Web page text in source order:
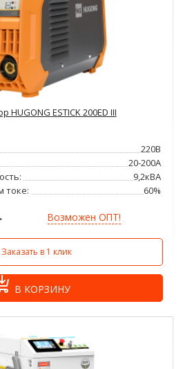
ESTICK 200ED III
220В
20-200А
9,2кВА
токе:
60%
Возможен ОПТ!
Заказать в 1 клик
В КОРЗИНУ